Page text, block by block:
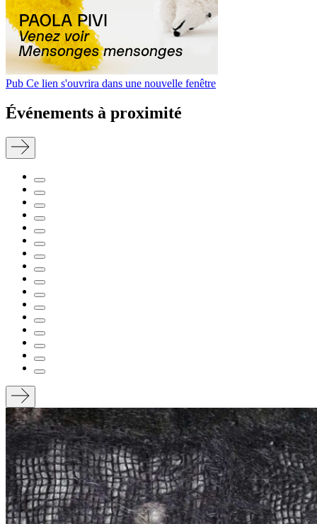
Pub Ce lien s'ouvrira dans une nouvelle fenêtre
Événements à proximité